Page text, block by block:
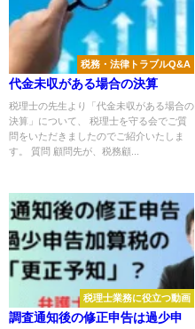
税務・法律トラブルQ&A
代金未収がある場合の決算
税理士の先生より「代金未収がある場合の
決算」について、 税理士を守る会でご質
問をいただきましたのでご紹介いたしま
す。 質問 顧問先が、税務顧...
税理士業務に役立つ動画
調査通知後の修正申告は過少申